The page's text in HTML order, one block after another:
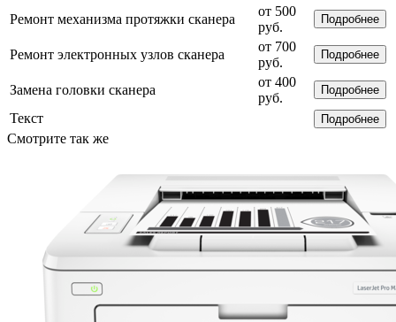
Ремонт механизма протяжки сканера
от 500
руб.
Подробнее
Ремонт электронных узлов сканера
от 700
руб.
Подробнее
Замена головки сканера
от 400
руб.
Подробнее
Текст Подробнее
Смотрите так же